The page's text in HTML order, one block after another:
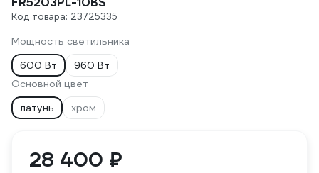
Код товара: 23725335
Мощность светильника
600 Вт
960 Вт
Основной цвет
латунь
хром
28 400 ₽